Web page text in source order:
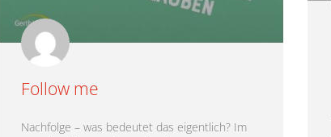
Follow me
Nachfolge – was bedeutet das eigentlich? Im